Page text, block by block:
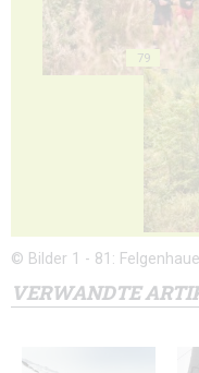
79
© Bilder 1 - 81:
VERWANDTE